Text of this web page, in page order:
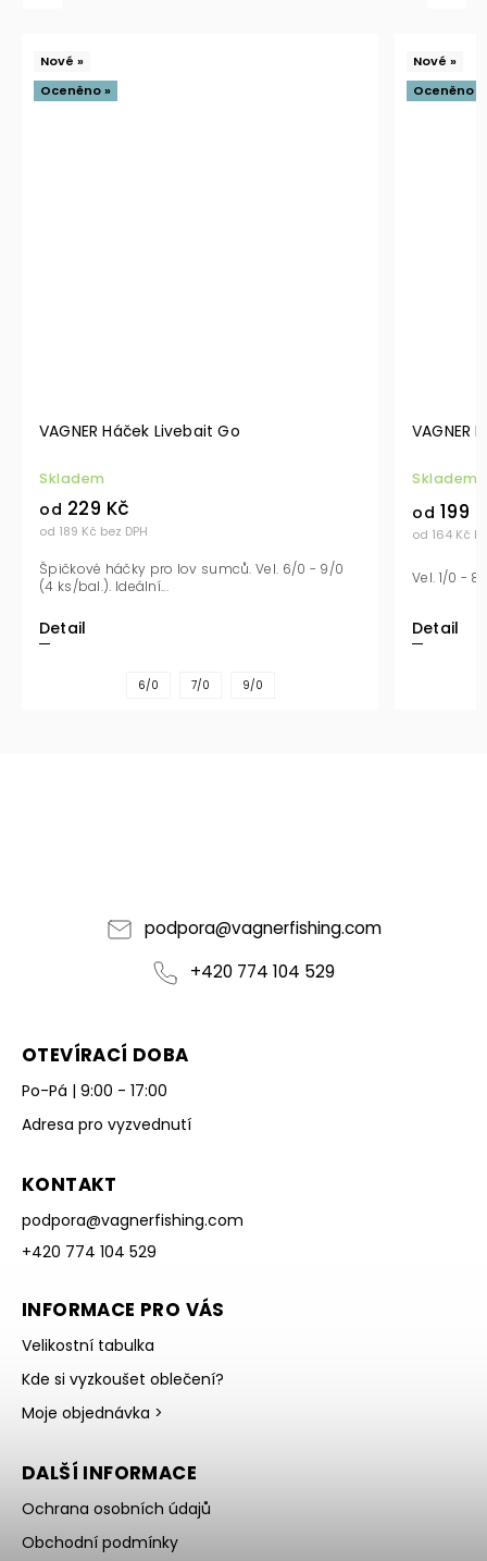
Nové »
Oceněno »
VAGNER Háček Livebait Go
Skladem
od 189 Kč bez DPH
od 229 Kč
Detail
Špičkové háčky pro lov sumců. Vel. 6/0 - 9/0
(4 ks/bal.). Ideální...
6/0 7/0 9/0
Nové »
Oceněno »
VAGNER
Skladem
od 164 Kč
od 199
Detail
Vel. 1/0 -
podpora@vagnerfishing.com
+420 774 104 529
OTEVÍRACÍ DOBA
Po-Pá | 9:00 - 17:00
Adresa pro vyzvednutí
KONTAKT
podpora@vagnerfishing.com
+420 774 104 529
INFORMACE PRO VÁS
Velikostní tabulka
Kde si vyzkoušet oblečení?
Moje objednávka >
DALŠÍ INFORMACE
Ochrana osobních údajů
Obchodní podmínky